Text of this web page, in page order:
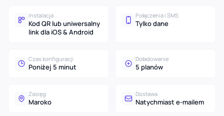
Instalacja
Kod QR lub uniwersalny
link dla iOS & Android
Połączenia i SMS
Tylko dane
Czas konfiguracji
Poniżej 5 minut
Doładowanie
5 planów
Zasięg
Maroko
Dostawa
Natychmiast e-mailem